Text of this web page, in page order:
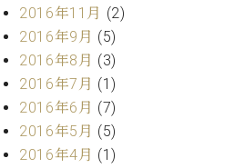
い
合
わ
せ
ア
2016年11月 (2)
2016年9月 (5)
2016年8月 (3)
2016年7月 (1)
2016年6月 (7)
2016年5月 (5)
2016年4月 (1)